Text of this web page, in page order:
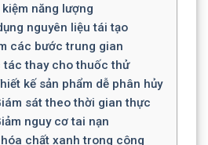
kiệm năng lượng
nguyên liệu tái tạo
các bước trung gian
tác thay cho thuốc thử
kế sản phẩm dễ phân hủy
sát theo thời gian thực
nguy cơ tai nạn
chất xanh trong công